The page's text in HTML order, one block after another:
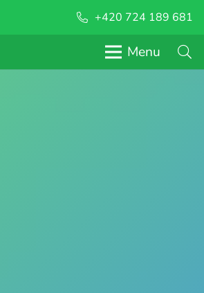
+420 724 189 681
Menu